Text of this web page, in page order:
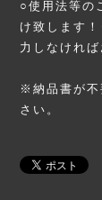
○使用法等の
け致します
力しなけれ
※納品書が不
さい。